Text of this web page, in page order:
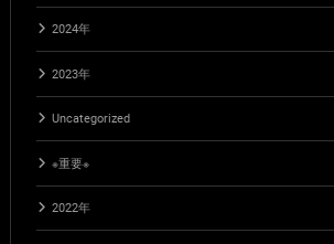
2024年
2023年
Uncategorized
※重要※
2022年